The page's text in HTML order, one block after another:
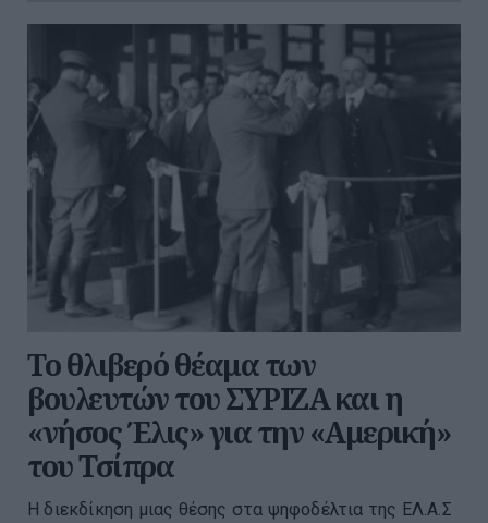
Το θλιβερό θέαμα των
βουλευτών του ΣΥΡΙΖΑ και η
«νήσος Έλις» για την «Αμερική»
του Τσίπρα
Η διεκδίκηση μιας θέσης στα ψηφοδέλτια της ΕΛ.Α.Σ